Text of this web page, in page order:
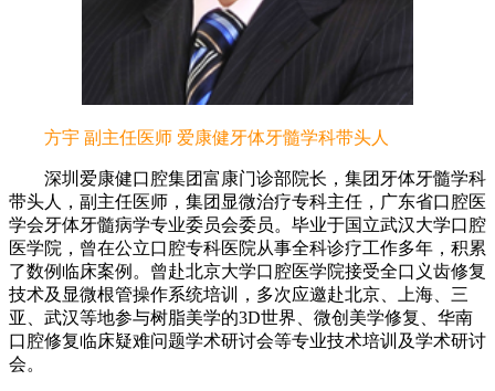
方宇 副主任医师 爱康健牙体牙髓学科带头人
深圳爱康健口腔集团富康门诊部院长，集团牙体牙髓学科
带头人，副主任医师，集团显微治疗专科主任，广东省口腔医
学会牙体牙髓病学专业委员会委员。毕业于国立武汉大学口腔
医学院，曾在公立口腔专科医院从事全科诊疗工作多年，积累
了数例临床案例。曾赴北京大学口腔医学院接受全口义齿修复
技术及显微根管操作系统培训，多次应邀赴北京、上海、三
亚、武汉等地参与树脂美学的3D世界、微创美学修复、华南
口腔修复临床疑难问题学术研讨会等专业技术培训及学术研讨
会。